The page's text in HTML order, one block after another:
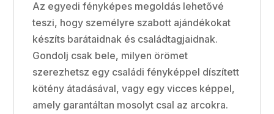
Az egyedi fényképes megoldás lehetővé
teszi, hogy személyre szabott ajándékokat
készíts barátaidnak és családtagjaidnak.
Gondolj csak bele, milyen örömet
szerezhetsz egy családi fényképpel díszített
kötény átadásával, vagy egy vicces képpel,
amely garantáltan mosolyt csal az arcokra.